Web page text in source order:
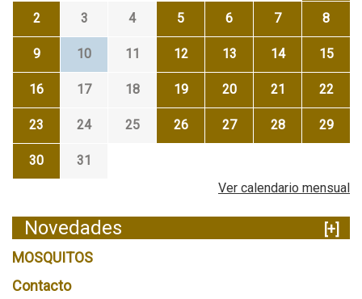
2 3 4 5 6 7 8
9 10 11 12 13 14 15
16 17 18 19 20 21 22
23 24 25 26 27 28 29
30
31
Ver calendario mensual
Novedades
[+]
MOSQUITOS
Contacto